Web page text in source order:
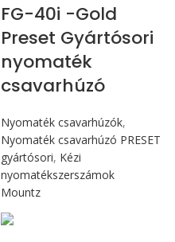
FG-40i -Gold
Preset Gyártósori
nyomaték
csavarhúzó
Nyomaték csavarhúzók,
Nyomaték csavarhúzó PRESET
gyártósori, Kézi
nyomatékszerszámok
Mountz